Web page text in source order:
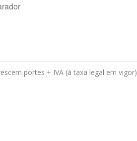
portes + IVA (à taxa legal em vigor)